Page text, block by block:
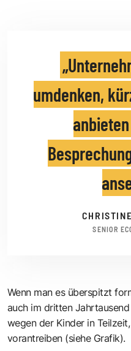
umdenken,
SENIOR
Wenn man es überspitzt
auch im dritten
wegen der Kinder in
vorantreiben (siehe Grafik).